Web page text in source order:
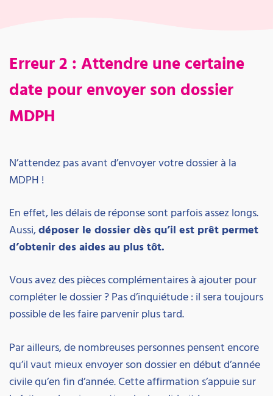
Erreur 2 : Attendre une certaine
date pour envoyer son dossier
MDPH
N’attendez pas avant d’envoyer votre dossier à la
MDPH !
En effet, les délais de réponse sont parfois assez longs.
Aussi,déposer le dossier dès qu’il est prêt permet
d’obtenir des aides au plus tôt.
Vous avez des pièces complémentaires à ajouter pour
compléter le dossier ? Pas d’inquiétude : il sera toujours
possible de les faire parvenir plus tard.
Par ailleurs, de nombreuses personnes pensent encore
qu’il vaut mieux envoyer son dossier en début d’année
civile qu’en fin d’année. Cette affirmation s’appuie sur